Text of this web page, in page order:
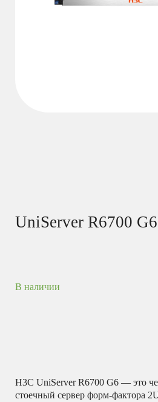
UniServer R6700
В наличии
H3C UniServer R6700 G6 — это
стоечный сервер форм-фактора